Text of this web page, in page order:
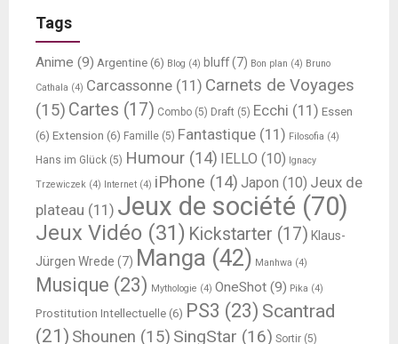
Tags
Anime (9) Argentine (6) Blog (4) bluff(7) Bon plan (4) Bruno
Cathala (4) Carcassonne (11) Carnets de Voyages
(15) Cartes (17) Combo (5) Draft (5) Ecchi (11) Essen
(6) Extension (6) Famille (5) Fantastique (11) Filosofia (4)
Hans im Glück (5) Humour (14) IELLO (10) Ignacy
Trzewiczek (4) Internet (4) iPhone (14) Japon (10) Jeux de
plateau (11) Jeux de société (70)
Jeux Vidéo (31) Kickstarter (17) Klaus-
Jürgen Wrede (7) Manga (42) Manhwa (4)
Musique (23) Mythologie (4) OneShot (9) Pika (4)
Prostitution Intellectuelle (6) PS3 (23) Scantrad
(21) Shounen (15) SingStar (16) Sortir (5)